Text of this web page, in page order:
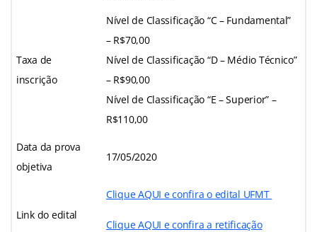
Taxa de
inscrição
Nível de Classificação “C – Fundamental”
– R$70,00
Nível de Classificação “D – Médio Técnico”
– R$90,00
Nível de Classificação “E – Superior” –
R$110,00
Data da prova
objetiva
17/05/2020
Link do edital
Clique AQUI e confira o edital UFMT
Clique AQUI e confira a retificação